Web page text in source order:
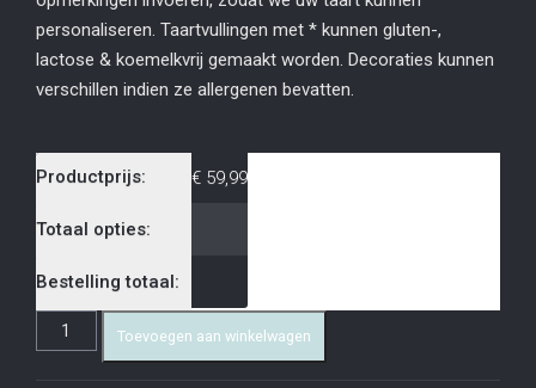
personaliseren. Taartvullingen met * kunnen gluten-,
lactose & koemelkvrij gemaakt worden. Decoraties kunnen
verschillen indien ze allergenen bevatten.
Productprijs: € 59,99
Totaal opties:
Bestelling totaal:
Toevoegen aan winkelwagen